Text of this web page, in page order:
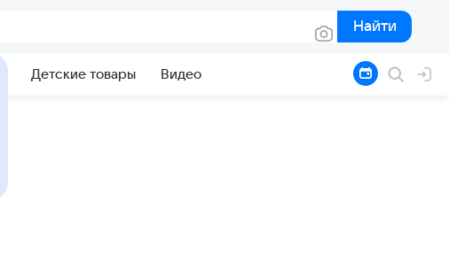
Найти
Найти
Детские товары Видео